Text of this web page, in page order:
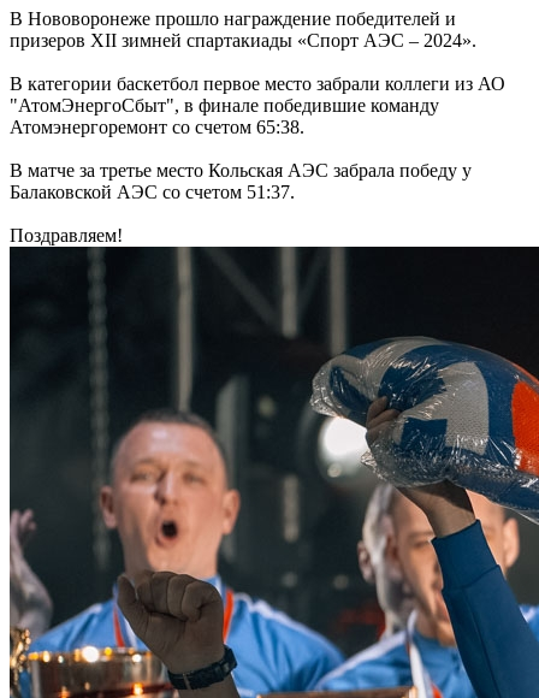
В Нововоронеже прошло награждение победителей и
призеров XII зимней спартакиады «Спорт АЭС – 2024».
В категории баскетбол первое место забрали коллеги из АО
"АтомЭнергоСбыт", в финале победившие команду
Атомэнергоремонт со счетом 65:38.
В матче за третье место Кольская АЭС забрала победу у
Балаковской АЭС со счетом 51:37.
Поздравляем!